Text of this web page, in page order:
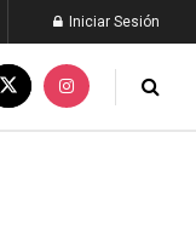
Iniciar Sesión